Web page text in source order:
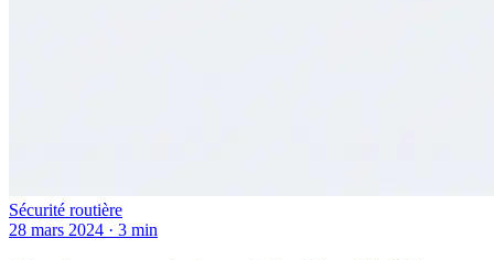
Sécurité routière
28 mars 2024 · 3 min